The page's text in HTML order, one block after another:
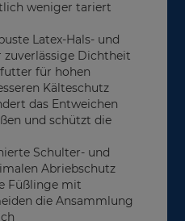
weniger tariert
Latex-Hals- und
Dichtheit
für hohen
Kälteschutz
das Entweichen
und schützt die
Schulter- und
Abriebschutz
Füßlinge mit
die Ansammlung